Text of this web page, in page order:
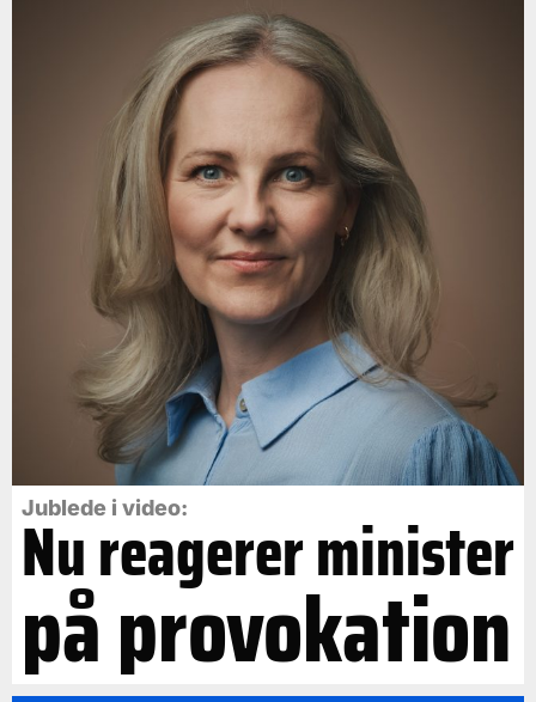
Jublede i video:
Nu reagerer minister
på provokation